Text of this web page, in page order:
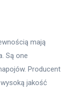
mają
Są one
Producent
jakość